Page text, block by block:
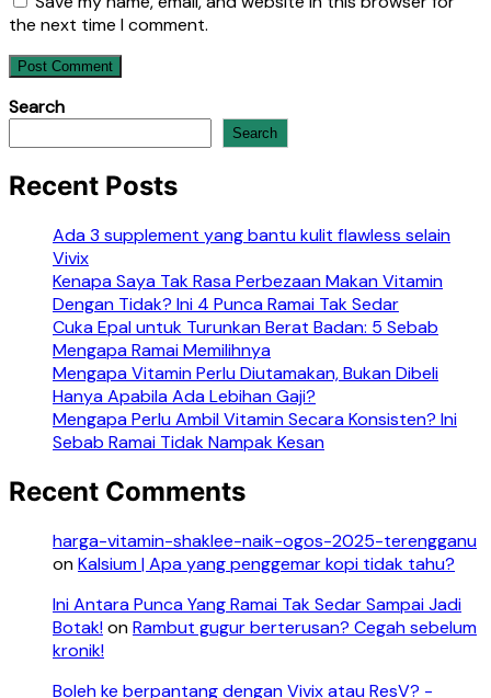
the next time I comment.
Search
Search
Recent Posts
Ada 3 supplement yang bantu kulit flawless selain
Vivix
Kenapa Saya Tak Rasa Perbezaan Makan Vitamin
Dengan Tidak? Ini 4 Punca Ramai Tak Sedar
Cuka Epal untuk Turunkan Berat Badan: 5 Sebab
Mengapa Ramai Memilihnya
Mengapa Vitamin Perlu Diutamakan, Bukan Dibeli
Hanya Apabila Ada Lebihan Gaji?
Mengapa Perlu Ambil Vitamin Secara Konsisten? Ini
Sebab Ramai Tidak Nampak Kesan
Recent Comments
harga-vitamin-shaklee-naik-ogos-2025-terengganu
onKalsium | Apa yang penggemar kopi tidak tahu?
Ini Antara Punca Yang Ramai Tak Sedar Sampai Jadi
Botak!onRambut gugur berterusan? Cegah sebelum
kronik!
Boleh ke berpantang dengan Vivix atau ResV? -